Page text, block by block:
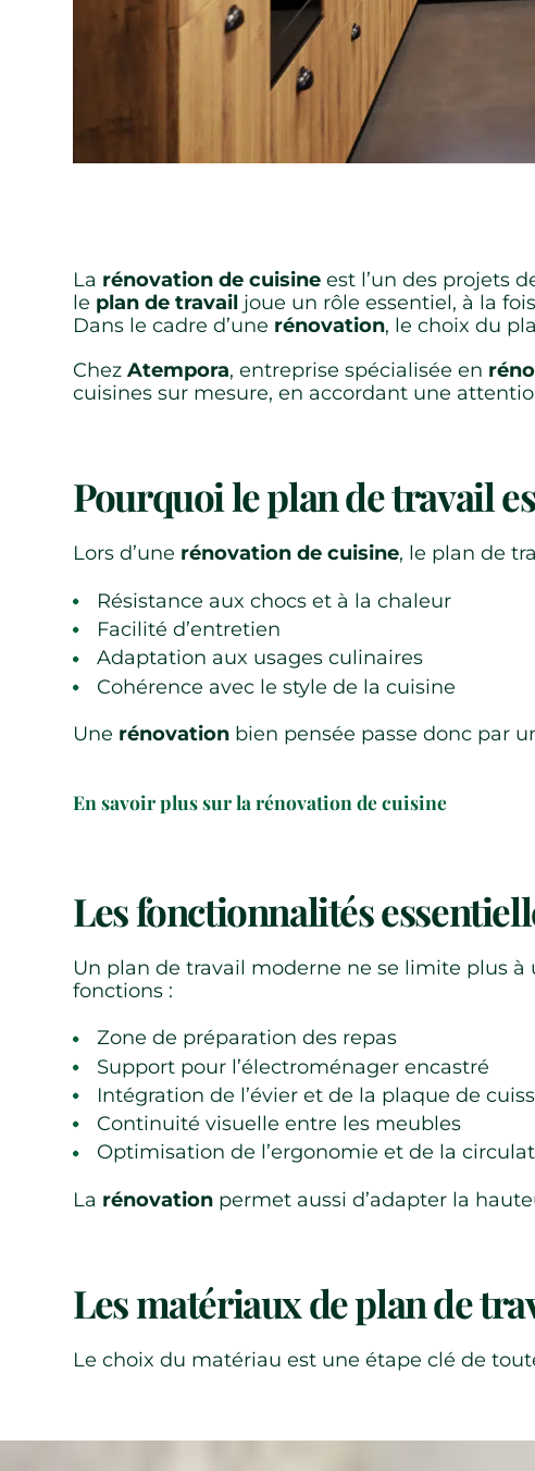
La rénovation de cuisine est l’un des projets
le plan de travail joue un rôle essentiel, à la
Dans le cadre d’une rénovation, le choix du
ChezAtempora, entreprise spécialisée en
cuisines sur mesure, en accordant une
Pourquoi le plan de travail
Lors d’une rénovation de cuisine, le plan de
Résistance aux chocs et à la chaleur
Facilité d’entretien
Adaptation aux usages culinaires
Cohérence avec le style de la cuisine
Une rénovation bien pensée passe donc par
En savoir plus sur la rénovation de cuisine
Les fonctionnalités
Un plan de travail moderne ne se limite plus
fonctions :
Zone de préparation des repas
Support pour l’électroménager encastré
Intégration de l’évier et de la plaque de
Continuité visuelle entre les meubles
Optimisation de l’ergonomie et de la
La rénovation permet aussi d’adapter la
Les matériaux de plan de
Le choix du matériau est une étape clé de